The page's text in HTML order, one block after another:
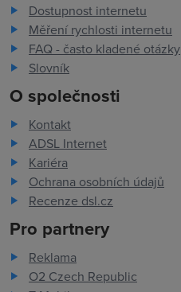
Dostupnost internetu
Měření rychlosti internetu
FAQ - často kladené otázky
Slovník
O společnosti
Kontakt
ADSL Internet
Kariéra
Ochrana osobních údajů
Recenze dsl.cz
Pro partnery
Reklama
O2 Czech Republic